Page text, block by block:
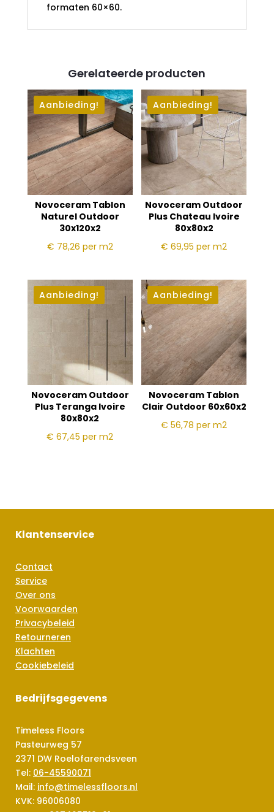
formaten 60×60.
Gerelateerde producten
Aanbieding!
Novoceram Tablon
Naturel Outdoor
30x120x2
€ 78,26 per m2
Aanbieding!
Novoceram Outdoor
Plus Chateau Ivoire
80x80x2
€ 69,95per m2
Aanbieding!
Novoceram Outdoor
Plus Teranga Ivoire
80x80x2
€ 67,45per m2
Aanbieding!
Novoceram Tablon
Clair Outdoor 60x60x2
€ 56,78per m2
Klantenservice
Contact
Service
Over ons
Voorwaarden
Privacybeleid
Retourneren
Klachten
Cookiebeleid
Bedrijfsgegevens
Timeless Floors
Pasteurweg 57
2371 DW Roelofarendsveen
Tel: 06-45590071
Mail: info@timelessfloors.nl
KVK: 96006080